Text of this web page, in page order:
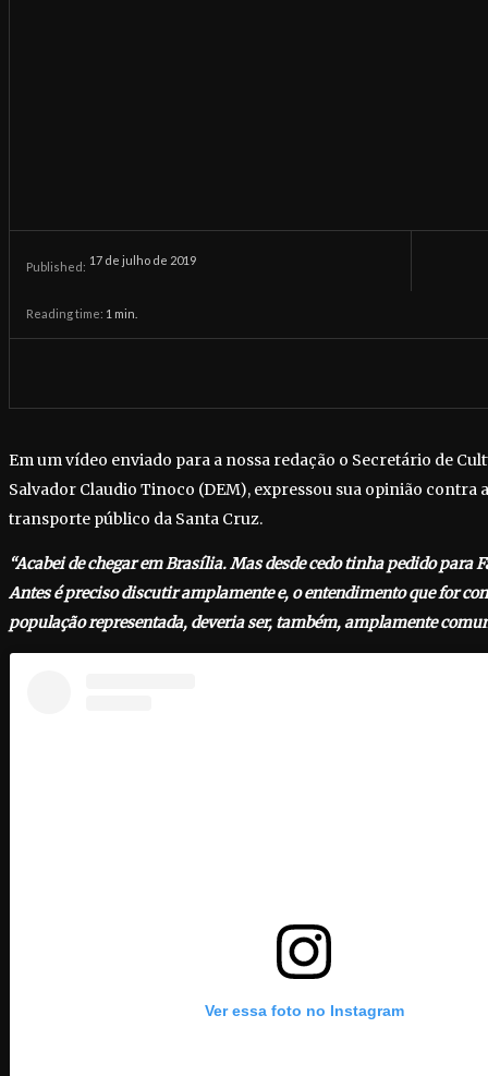
Published: 17 de julho de 2019
Reading time: 1 min.
Em um vídeo enviado para a nossa redação o Secretário de
Salvador Claudio Tinoco (DEM), expressou sua opinião contra
transporte público da Santa Cruz.
“Acabei de chegar em Brasília. Mas desde cedo tinha pedido para
Antes é preciso discutir amplamente e, o entendimento que for
população representada, deveria ser, também, amplamente
Ver essa foto no Instagram